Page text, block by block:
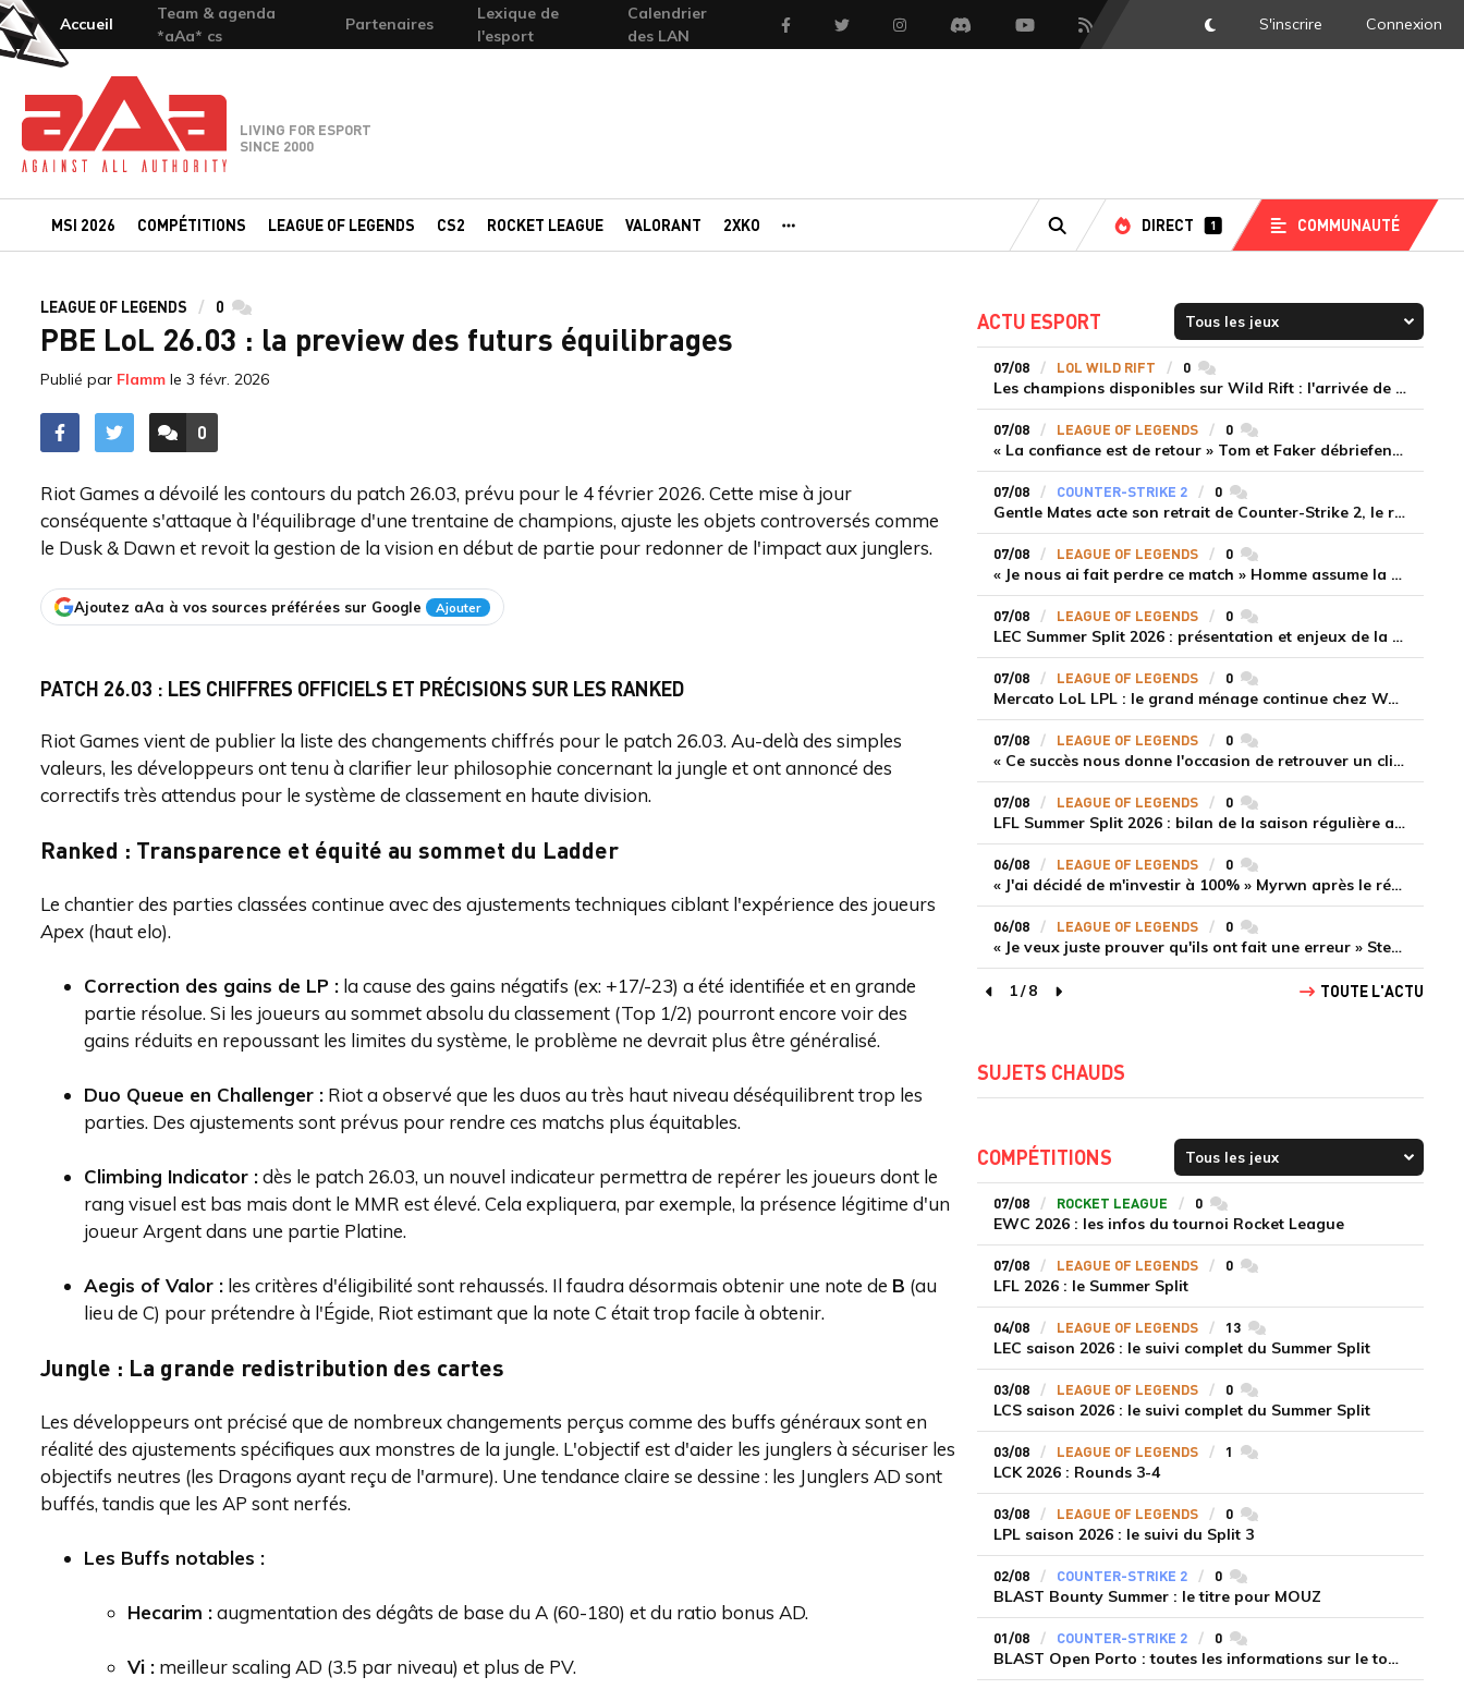
Accueil
Team & agenda
*aAa* cs
Partenaires
Lexique de
l'esport
Calendrier
des LAN
FacebookTwitter InstagramDiscord YoutubeFlux RSS DarkMode
S'inscrire Connexion
Team-aAa - against All authority
LIVING FOR ESPORT
SINCE 2000
MSI 2026 COMPÉTITIONS LEAGUE OF LEGENDS CS2 ROCKET LEAGUE VALORANT 2XKO
RECHERCHE
DIRECT 1 COMMUNAUTÉ
LEAGUE OF LEGENDS 0 commentaires
PBE LoL 26.03 : la preview des futurs équilibrages
Publié par Flamm le 3 févr. 2026
ACCÉDER AUX
0
COMMENTAIRES
Riot Games a dévoilé les contours du patch 26.03, prévu pour le 4 février 2026. Cette mise à jour
conséquente s'attaque à l'équilibrage d'une trentaine de champions, ajuste les objets controversés comme
le Dusk & Dawn et revoit la gestion de la vision en début de partie pour redonner de l'impact aux junglers.
Ajoutez aAa à vos sources préférées sur Google Ajouter
PATCH 26.03 : LES CHIFFRES OFFICIELS ET PRÉCISIONS SUR LES RANKED
Riot Games vient de publier la liste des changements chiffrés pour le patch 26.03. Au-delà des simples
valeurs, les développeurs ont tenu à clarifier leur philosophie concernant la jungle et ont annoncé des
correctifs très attendus pour le système de classement en haute division.
Ranked : Transparence et équité au sommet du Ladder
Le chantier des parties classées continue avec des ajustements techniques ciblant l'expérience des joueurs
Apex (haut elo).
Correction des gains de LP : la cause des gains négatifs (ex: +17/-23) a été identifiée et en grande
partie résolue. Si les joueurs au sommet absolu du classement (Top 1/2) pourront encore voir des
gains réduits en repoussant les limites du système, le problème ne devrait plus être généralisé.
Duo Queue en Challenger : Riot a observé que les duos au très haut niveau déséquilibrent trop les
parties. Des ajustements sont prévus pour rendre ces matchs plus équitables.
Climbing Indicator :dès le patch 26.03, un nouvel indicateur permettra de repérer les joueurs dont le
rang visuel est bas mais dont le MMR est élevé. Cela expliquera, par exemple, la présence légitime d'un
joueur Argent dans une partie Platine.
Aegis of Valor : les critères d'éligibilité sont rehaussés. Il faudra désormais obtenir une note de B (au
lieu de C) pour prétendre à l'Égide, Riot estimant que la note C était trop facile à obtenir.
Jungle : La grande redistribution des cartes
Les développeurs ont précisé que de nombreux changements perçus comme des buffs généraux sont en
réalité des ajustements spécifiques aux monstres de la jungle. L'objectif est d'aider les junglers à sécuriser les
objectifs neutres (les Dragons ayant reçu de l'armure). Une tendance claire se dessine : les Junglers AD sont
buffés, tandis que les AP sont nerfés.
Les Buffs notables :
Hecarim :augmentation des dégâts de base du A (60-180) et du ratio bonus AD.
Vi : meilleur scaling AD (3.5 par niveau) et plus de PV.
ACTU ESPORT
07/08 LOL WILD RIFT 0commentaires
Les champions disponibles sur Wild Rift : l'arrivée de Cho'Gath
07/08 LEAGUE OF LEGENDS 0commentaires
« La confiance est de retour » Tom et Faker débriefent la victoire convaincante de T1 face à Dplus KIA
07/08 COUNTER-STRIKE 2 0commentaires
Gentle Mates acte son retrait de Counter-Strike 2, le roster ibérique libéré
07/08 LEAGUE OF LEGENDS 0commentaires
« Je nous ai fait perdre ce match » Homme assume la responsabilité de la défaite de HLE face à Gen.G
07/08 LEAGUE OF LEGENDS 0commentaires
LEC Summer Split 2026 : présentation et enjeux de la troisième semaine de compétition
07/08 LEAGUE OF LEGENDS 0commentaires
Mercato LoL LPL : le grand ménage continue chez Weibo Gaming, Jiejie quitte le navire au profit de Xiaohao
07/08 LEAGUE OF LEGENDS 0commentaires
« Ce succès nous donne l'occasion de retrouver un climat beaucoup plus positif » Ryu et Canyon soulagés après la victoire de Gen.G sur HLE
07/08 LEAGUE OF LEGENDS 0commentaires
LFL Summer Split 2026 : bilan de la saison régulière avec Solary en tête
06/08 LEAGUE OF LEGENDS 0commentaires
« J'ai décidé de m'investir à 100% » Myrwn après le réveil de Movistar KOI face à Fnatic
06/08 LEAGUE OF LEGENDS 0commentaires
« Je veux juste prouver qu'ils ont fait une erreur » Stend se confie sur son mercato chaotique et ses ambitions avec Shifters
page précédente
1/8
page suivante
TOUTE L'ACTU
SUJETS CHAUDS
COMPÉTITIONS
07/08 ROCKET LEAGUE 0commentaires
EWC 2026 : les infos du tournoi Rocket League
07/08 LEAGUE OF LEGENDS 0commentaires
LFL 2026 : le Summer Split
04/08 LEAGUE OF LEGENDS 13commentaires
LEC saison 2026 : le suivi complet du Summer Split
03/08 LEAGUE OF LEGENDS 0commentaires
LCS saison 2026 : le suivi complet du Summer Split
03/08 LEAGUE OF LEGENDS 1 commentaires
LCK 2026 : Rounds 3-4
03/08 LEAGUE OF LEGENDS 0commentaires
LPL saison 2026 : le suivi du Split 3
02/08 COUNTER-STRIKE 2 0commentaires
BLAST Bounty Summer : le titre pour MOUZ
01/08 COUNTER-STRIKE 2 0commentaires
BLAST Open Porto : toutes les informations sur le tournoi